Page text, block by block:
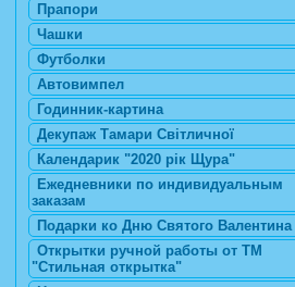
Прапори
Чашки
Футболки
Автовимпел
Годинник-картина
Декупаж Тамари Світличної
Календарик "2020 рік Щура"
Ежедневники по индивидуальным
заказам
Подарки ко Дню Святого Валентина
Открытки ручной работы от ТМ
"Стильная открытка"